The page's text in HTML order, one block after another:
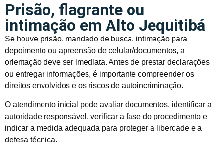
Prisão, flagrante ou
intimação em Alto Jequitibá
Se houve prisão, mandado de busca, intimação para
depoimento ou apreensão de celular/documentos, a
orientação deve ser imediata. Antes de prestar declarações
ou entregar informações, é importante compreender os
direitos envolvidos e os riscos de autoincriminação.
O atendimento inicial pode avaliar documentos, identificar a
autoridade responsável, verificar a fase do procedimento e
indicar a medida adequada para proteger a liberdade e a
defesa técnica.